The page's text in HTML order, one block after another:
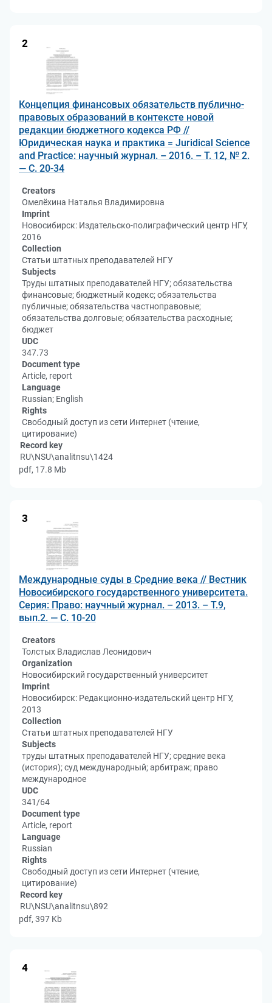
2
Концепция финансовых обязательств публично-
правовых образований в контексте новой
редакции бюджетного кодекса РФ //
Юридическая наука и практика = Juridical Science
and Practice: научный журнал. – 2016. – Т. 12, № 2.
— С. 20-34
Creators
Омелёхина Наталья Владимировна
Imprint
Новосибирск: Издательско-полиграфический центр НГУ,
2016
Collection
Статьи штатных преподавателей НГУ
Subjects
Труды штатных преподавателей НГУ; обязательства
финансовые; бюджетный кодекс; обязательства
публичные; обязательства частноправовые;
обязательства долговые; обязательства расходные;
бюджет
UDC
347.73
Document type
Article, report
Language
Russian; English
Rights
Свободный доступ из сети Интернет (чтение,
цитирование)
Record key
RU\NSU\analitnsu\1424
pdf, 17.8 Mb
3
Международные суды в Средние века // Вестник
Новосибирского государственного университета.
Серия: Право: научный журнал. – 2013. – Т.9,
вып.2. — С. 10-20
Creators
Толстых Владислав Леонидович
Organization
Новосибирский государственный университет
Imprint
Новосибирск: Редакционно-издательский центр НГУ,
2013
Collection
Статьи штатных преподавателей НГУ
Subjects
труды штатных преподавателей НГУ; средние века
(история); суд международный; арбитраж; право
международное
UDC
341/64
Document type
Article, report
Language
Russian
Rights
Свободный доступ из сети Интернет (чтение,
цитирование)
Record key
RU\NSU\analitnsu\892
pdf, 397 Kb
4